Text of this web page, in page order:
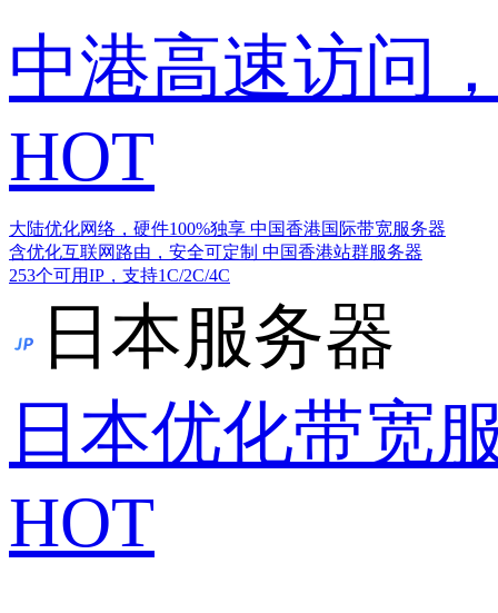
中港高速访问
HOT
大陆优化网络，硬件100%独享 中国香港国际带宽服务器
含优化互联网路由，安全可定制 中国香港站群服务器
253个可用IP，支持1C/2C/4C
日本服务器
日本优化带宽
HOT